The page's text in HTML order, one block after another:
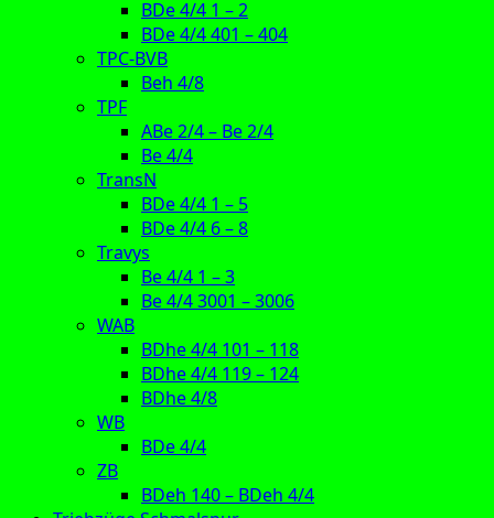
BDe 4/4 1 – 2
BDe 4/4 401 – 404
TPC-BVB
Beh 4/8
TPF
ABe 2/4 – Be 2/4
Be 4/4
TransN
BDe 4/4 1 – 5
BDe 4/4 6 – 8
Travys
Be 4/4 1 – 3
Be 4/4 3001 – 3006
WAB
BDhe 4/4 101 – 118
BDhe 4/4 119 – 124
BDhe 4/8
WB
BDe 4/4
ZB
BDeh 140 – BDeh 4/4